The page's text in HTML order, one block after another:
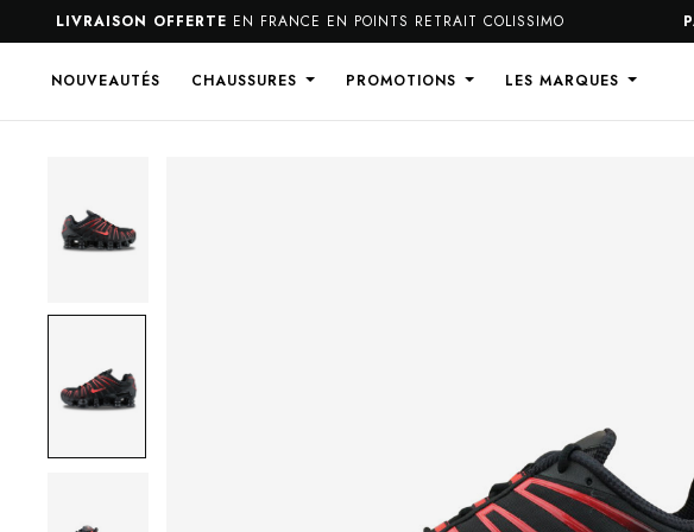
LIVRAISON OFFERTEEN FRANCE EN POINTS RETRAIT COLISSIMO
NOUVEAUTÉS CHAUSSURES PROMOTIONS LES MARQUES